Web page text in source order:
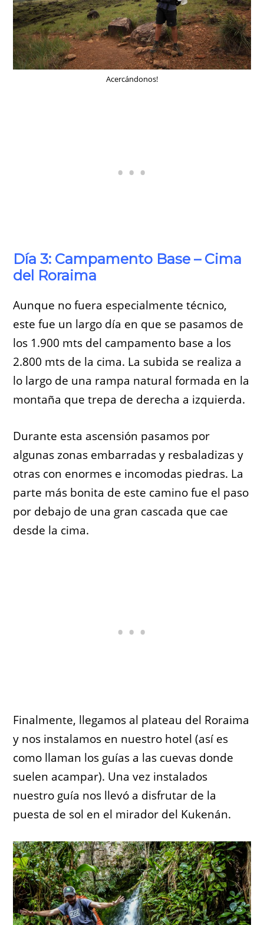
Acercándonos!
Día 3: Campamento Base – Cima
del Roraima
Aunque no fuera especialmente técnico,
este fue un largo día en que se pasamos de
los 1.900 mts del campamento base a los
2.800 mts de la cima. La subida se realiza a
lo largo de una rampa natural formada en la
montaña que trepa de derecha a izquierda.
Durante esta ascensión pasamos por
algunas zonas embarradas y resbaladizas y
otras con enormes e incomodas piedras. La
parte más bonita de este camino fue el paso
por debajo de una gran cascada que cae
desde la cima.
Finalmente, llegamos al plateau del Roraima
y nos instalamos en nuestro hotel (así es
como llaman los guías a las cuevas donde
suelen acampar). Una vez instalados
nuestro guía nos llevó a disfrutar de la
puesta de sol en el mirador del Kukenán.